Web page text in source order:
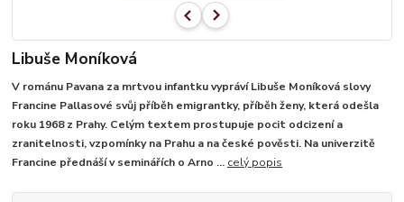
Libuše Moníková
V románu Pavana za mrtvou infantku vypráví Libuše Moníková slovy
Francine Pallasové svůj příběh emigrantky, příběh ženy, která odešla
roku 1968 z Prahy. Celým textem prostupuje pocit odcizení a
zranitelnosti, vzpomínky na Prahu a na české pověsti. Na univerzitě
Francine přednáší v seminářích o Arno ... celý popis